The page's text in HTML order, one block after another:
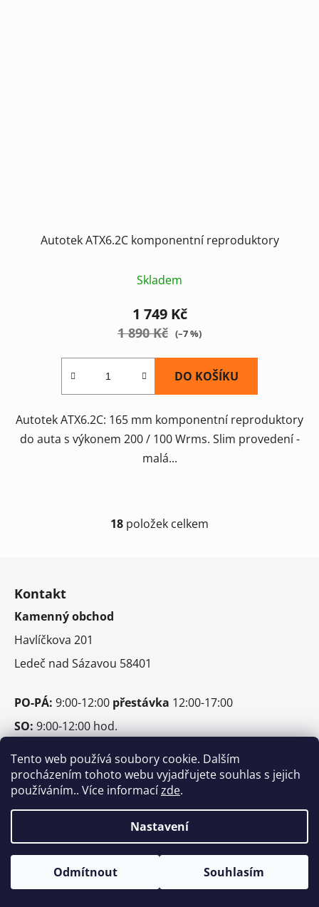
Tento web používá soubory cookie. Dalším
procházením tohoto webu vyjadřujete souhlas s jejich
používáním.. Více informacízde.
Nastavení
Odmítnout Souhlasím
Autotek ATX6.2C komponentní reproduktory
Skladem
1 749 Kč
1 890 Kč (–7 %)
DO KOŠÍKU
Autotek ATX6.2C: 165 mm komponentní reproduktory
do auta s výkonem 200 / 100 Wrms. Slim provedení -
malá...
O
k
v
p
i
s
u
18 položek celkem
Kontakt
Kamenný obchod
Havlíčkova 201
Ledeč nad Sázavou 58401
PO-PÁ: 9:00-12:00 přestávka 12:00-17:00
SO: 9:00-12:00 hod.
Tel.:603 856 018
Email:info@autohifi-jean.cz
Napište nám